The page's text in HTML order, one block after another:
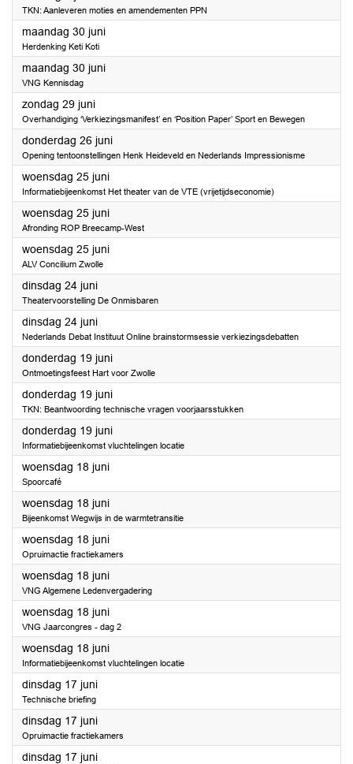
TKN: Aanleveren moties en amendementen PPN
maandag 30 juni2025
Herdenking Keti Koti
maandag 30 juni2025
VNG Kennisdag
zondag 29 juni2025
Overhandiging ‘Verkiezingsmanifest’ en ‘Position Paper’ Sport en Bewegen
donderdag 26 juni2025
Opening tentoonstellingen Henk Heideveld en Nederlands Impressionisme
woensdag 25 juni2025
Informatiebijeenkomst Het theater van de VTE (vrijetijdseconomie)
woensdag 25 juni2025
Afronding ROP Breecamp-West
woensdag 25 juni2025
ALV Concilium Zwolle
dinsdag 24 juni2025
Theatervoorstelling De Onmisbaren
dinsdag 24 juni2025
Nederlands Debat Instituut Online brainstormsessie verkiezingsdebatten
donderdag 19 juni2025
Ontmoetingsfeest Hart voor Zwolle
donderdag 19 juni2025
TKN: Beantwoording technische vragen voorjaarsstukken
donderdag 19 juni2025
Informatiebijeenkomst vluchtelingen locatie
woensdag 18 juni2025
Spoorcafé
woensdag 18 juni2025
Bijeenkomst Wegwijs in de warmtetransitie
woensdag 18 juni2025
Opruimactie fractiekamers
woensdag 18 juni2025
VNG Algemene Ledenvergadering
woensdag 18 juni2025
VNG Jaarcongres - dag 2
woensdag 18 juni2025
Informatiebijeenkomst vluchtelingen locatie
dinsdag 17 juni2025
Technische briefing
dinsdag 17 juni2025
Opruimactie fractiekamers
dinsdag 17 juni2025